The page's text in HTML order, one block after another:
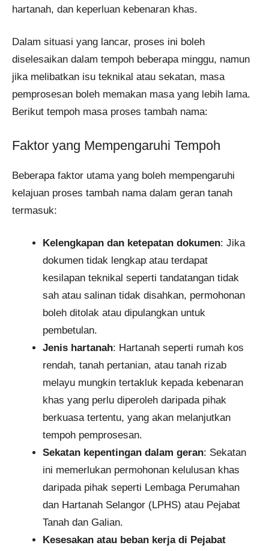
hartanah, dan keperluan kebenaran khas.
Dalam situasi yang lancar, proses ini boleh
diselesaikan dalam tempoh beberapa minggu, namun
jika melibatkan isu teknikal atau sekatan, masa
pemprosesan boleh memakan masa yang lebih lama.
Berikut tempoh masa proses tambah nama:
Faktor yang Mempengaruhi Tempoh
Beberapa faktor utama yang boleh mempengaruhi
kelajuan proses tambah nama dalam geran tanah
termasuk:
Kelengkapan dan ketepatan dokumen: Jika
dokumen tidak lengkap atau terdapat
kesilapan teknikal seperti tandatangan tidak
sah atau salinan tidak disahkan, permohonan
boleh ditolak atau dipulangkan untuk
pembetulan.
Jenis hartanah: Hartanah seperti rumah kos
rendah, tanah pertanian, atau tanah rizab
melayu mungkin tertakluk kepada kebenaran
khas yang perlu diperoleh daripada pihak
berkuasa tertentu, yang akan melanjutkan
tempoh pemprosesan.
Sekatan kepentingan dalam geran: Sekatan
ini memerlukan permohonan kelulusan khas
daripada pihak seperti Lembaga Perumahan
dan Hartanah Selangor (LPHS) atau Pejabat
Tanah dan Galian.
Kesesakan atau beban kerja di Pejabat